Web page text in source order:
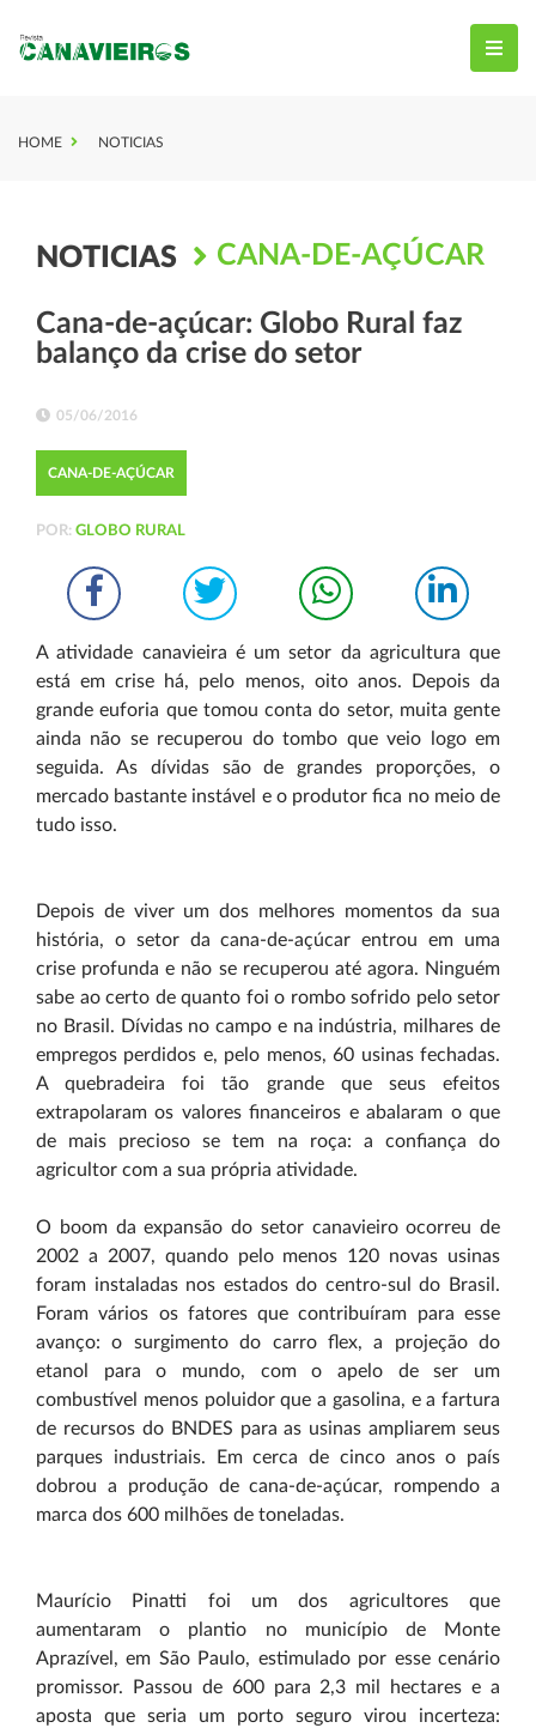
HOME NOTICIAS
NOTICIAS CANA-DE-AÇÚCAR
Cana-de-açúcar: Globo Rural faz
balanço da crise do setor
05/06/2016
CANA-DE-AÇÚCAR
POR: GLOBO RURAL
A atividade canavieira é um setor da agricultura que
está em crise há, pelo menos, oito anos. Depois da
grande euforia que tomou conta do setor, muita gente
ainda não se recuperou do tombo que veio logo em
seguida. As dívidas são de grandes proporções, o
mercado bastante instável e o produtor fica no meio de
tudo isso.
Depois de viver um dos melhores momentos da sua
história, o setor da cana-de-açúcar entrou em uma
crise profunda e não se recuperou até agora. Ninguém
sabe ao certo de quanto foi o rombo sofrido pelo setor
no Brasil. Dívidas no campo e na indústria, milhares de
empregos perdidos e, pelo menos, 60 usinas fechadas.
A quebradeira foi tão grande que seus efeitos
extrapolaram os valores financeiros e abalaram o que
de mais precioso se tem na roça: a confiança do
agricultor com a sua própria atividade.
O boom da expansão do setor canavieiro ocorreu de
2002 a 2007, quando pelo menos 120 novas usinas
foram instaladas nos estados do centro-sul do Brasil.
Foram vários os fatores que contribuíram para esse
avanço: o surgimento do carro flex, a projeção do
etanol para o mundo, com o apelo de ser um
combustível menos poluidor que a gasolina, e a fartura
de recursos do BNDES para as usinas ampliarem seus
parques industriais. Em cerca de cinco anos o país
dobrou a produção de cana-de-açúcar, rompendo a
marca dos 600 milhões de toneladas.
Maurício Pinatti foi um dos agricultores que
aumentaram o plantio no município de Monte
Aprazível, em São Paulo, estimulado por esse cenário
promissor. Passou de 600 para 2,3 mil hectares e a
aposta que seria um porto seguro virou incerteza: